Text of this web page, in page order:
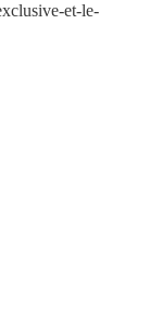
et-le-